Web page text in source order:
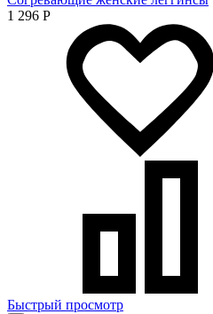
1 296 Р
Быстрый просмотр